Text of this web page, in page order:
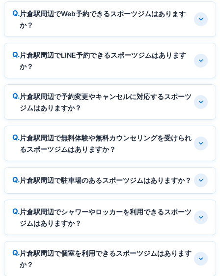
片倉駅周辺でWeb予約できるスポーツジムはあります
か？
片倉駅周辺でLINE予約できるスポーツジムはあります
か？
片倉駅周辺で予約変更やキャンセルに対応するスポーツ
ジムはありますか？
片倉駅周辺で無料体験や無料カウンセリングを受けられ
るスポーツジムはありますか？
片倉駅周辺で駐車場のあるスポーツジムはありますか？
片倉駅周辺でシャワーやロッカーを利用できるスポーツ
ジムはありますか？
片倉駅周辺で個室を利用できるスポーツジムはあります
か？